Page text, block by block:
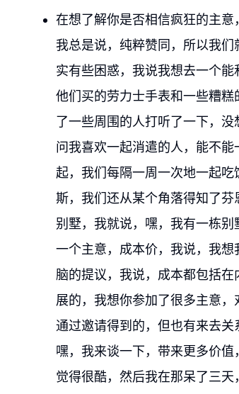
在想了解你是否相信疯狂的主
我总是说，纯粹赞同，所以我
实有些困惑，我说我想去一个
他们买的劳力士手表和一些糟
了一些周围的人打听了一下，
问我喜欢一起消遣的人，能不
起，我们每隔一周一次地一起
斯，我们还从某个角落得知了
别墅，我就说，嘿，我有一栋
一个主意，成本价，我说，我
脑的提议，我说，成本都包括
展的，我想你参加了很多主意
通过邀请得到的，但也有来去关
嘿，我来谈一下，带来更多价
觉得很酷，然后我在那呆了三